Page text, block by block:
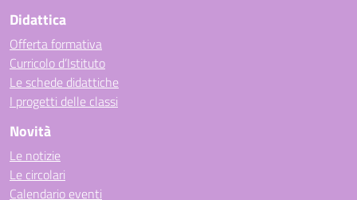
Didattica
Offerta formativa
Curricolo d’Istituto
Le schede didattiche
I progetti delle classi
Novità
Le notizie
Le circolari
Calendario eventi